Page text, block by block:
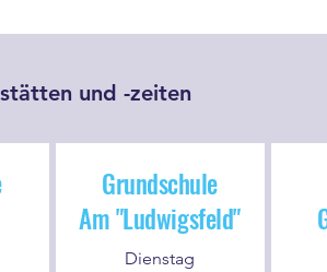
und -zeiten
Grundschule
Am "Ludwigsfeld"
Dienstag